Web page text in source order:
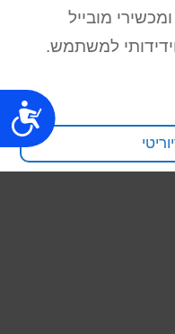
מובייל
למשתמש.